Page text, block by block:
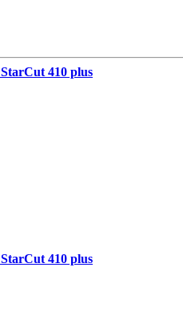
410 plus
410 plus